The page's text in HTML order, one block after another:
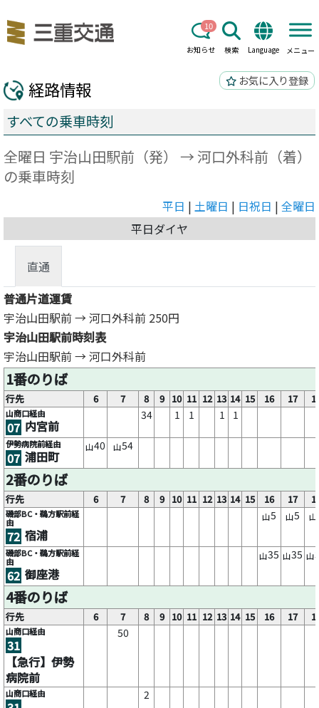
お知らせ
10
検索 Language メニュー
お気に入り登録
経路情報
すべての乗車時刻
全曜日 宇治山田駅前（発） → 河口外科前（着）
の乗車時刻
平日 | 土曜日 | 日祝日 | 全曜日
平日ダイヤ
直通
普通片道運賃
宇治山田駅前 → 河口外科前 250円
宇治山田駅前時刻表
宇治山田駅前 → 河口外科前
1番のりば
行先 6 7 8 9 10 11 12 13 14 15 16 17
山商口経由
07 内宮前
34 1 1 1 1
伊勢病院前経由
07 浦田町
山40 山54
2番のりば
行先 6 7 8 9 10 11 12 13 14 15 16 17
磯部BC・鵜方駅前経
由
72 宿浦
山5 山5 山
磯部BC・鵜方駅前経
由
62 御座港
山35 山35 山
4番のりば
行先 6 7 8 9 10 11 12 13 14 15 16 17
山商口経由
31
【急行】伊勢
病院前
50
山商口経由 2